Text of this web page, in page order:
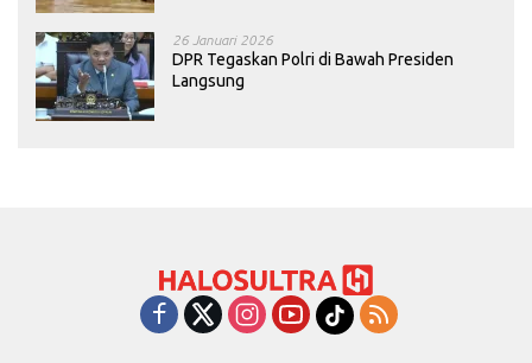
26 Januari 2026
DPR Tegaskan Polri di Bawah Presiden
Langsung